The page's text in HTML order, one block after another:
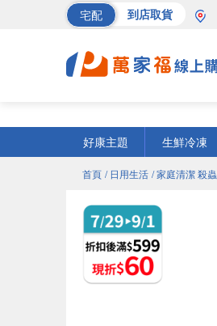
宅配 到店取貨
好康主題
生鮮冷凍
首頁 / 日用生活 / 家庭清潔 殺蟲